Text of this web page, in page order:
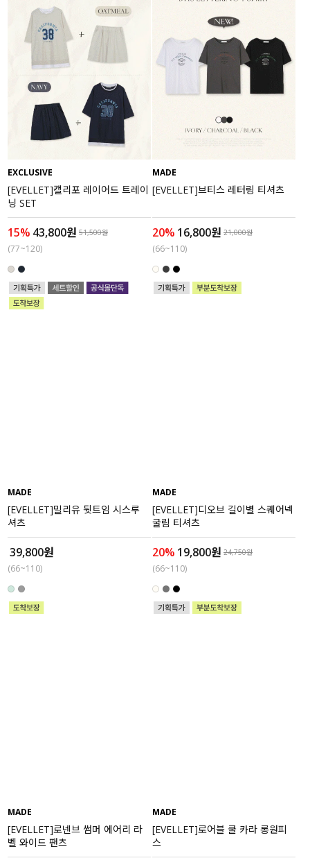
EXCLUSIVE
[EVELLET]캘리포 레이어드 트레이
닝 SET
15% 43,800원 51,500원
(77~120)
MADE
[EVELLET]브티스 레터링 티셔츠
20% 16,800원 21,000원
(66~110)
MADE
[EVELLET]밀리유 뒷트임 시스루
셔츠
39,800원
(66~110)
MADE
[EVELLET]디오브 길이별 스퀘어넥
굴림 티셔츠
20% 19,800원 24,750원
(66~110)
MADE
[EVELLET]로넨브 썸머 에어리 라
벨 와이드 팬츠
MADE
[EVELLET]로어블 쿨 카라 롱원피
스